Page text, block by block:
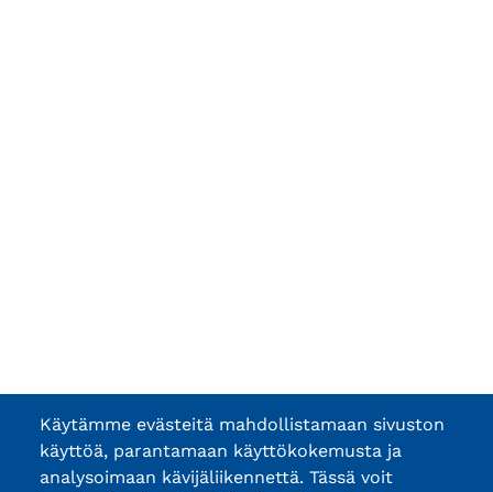
Käytämme evästeitä mahdollistamaan sivuston
käyttöä, parantamaan käyttökokemusta ja
analysoimaan kävijäliikennettä. Tässä voit